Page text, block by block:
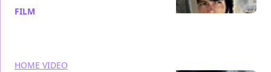
FILM
HOME VIDEO